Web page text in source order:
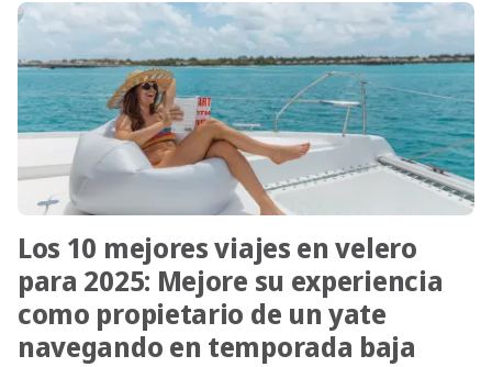
Los 10 mejores viajes en velero
para 2025: Mejore su experiencia
como propietario de un yate
navegando en temporada baja